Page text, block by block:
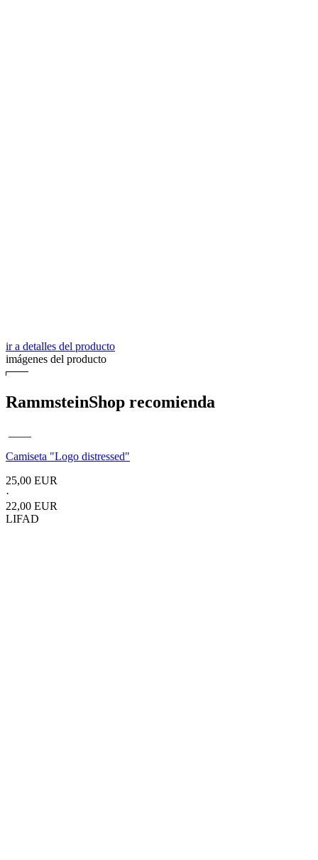
ir a detalles del producto
imágenes del producto
RammsteinShop recomienda
Camiseta "Logo distressed"
25,00 EUR
·
22,00 EUR
LIFAD